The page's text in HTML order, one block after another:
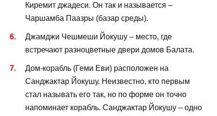
Киремит джадеси. Он так и называется –
Чаршамба Паазры (базар среды).
Джамджи Чешмеши Йокушу – место, где
встречают разноцветные двери домов Балата.
Дом-корабль (Геми Еви) расположен на
Санджактар Йокушу. Неизвестно, кто первым
стал называть его так, но по форме он точно
напоминает корабль. Санджактар Йокушу – одно